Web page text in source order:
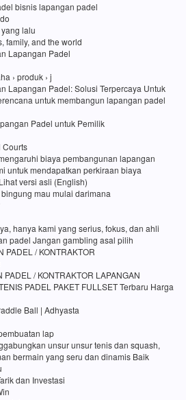
bisnis lapangan padel
lalu
family, and the world
Lapangan Padel
› produk › j
Lapangan Padel: Solusi Terpercaya Untuk
untuk membangun lapangan padel
Padel untuk Pemilik
Courts
biaya pembangunan lapangan
untuk mendapatkan perkiraan biaya
versi asli (English)
mau mulai darimana
hanya kami yang serius, fokus, dan ahli
padel Jangan gambling asal pilih
PADEL / KONTRAKTOR
PADEL / KONTRAKTOR LAPANGAN
PADEL PAKET FULLSET Terbaru Harga
Ball | Adhyasta
lap
unsur unsur tenis dan squash,
bermain yang seru dan dinamis Baik
dan Investasi